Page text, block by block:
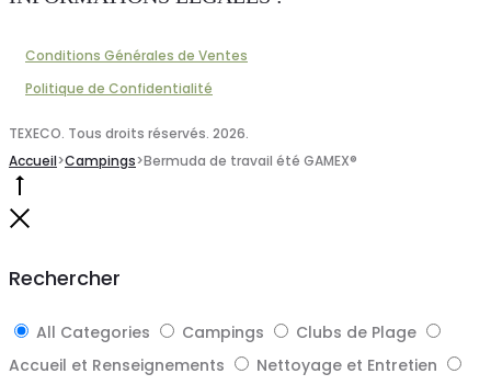
Conditions Générales de Ventes
Politique de Confidentialité
TEXECO. Tous droits réservés. 2026.
Accueil>Campings>Bermuda de travail été GAMEX®
Rechercher
All Categories Campings
Clubs de Plage
Accueil et Renseignements
Nettoyage et Entretien